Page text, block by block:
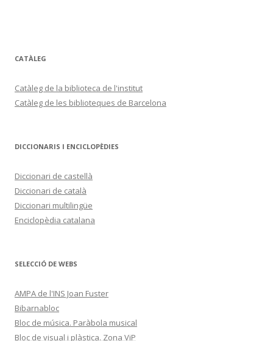
CATÀLEG
Catàleg de la biblioteca de l'institut
Catàleg de les biblioteques de Barcelona
DICCIONARIS I ENCICLOPÈDIES
Diccionari de castellà
Diccionari de català
Diccionari multilingüe
Enciclopèdia catalana
SELECCIÓ DE WEBS
AMPA de l'INS Joan Fuster
Bibarnabloc
Bloc de música. Paràbola musical
Bloc de visual i plàstica. Zona ViP